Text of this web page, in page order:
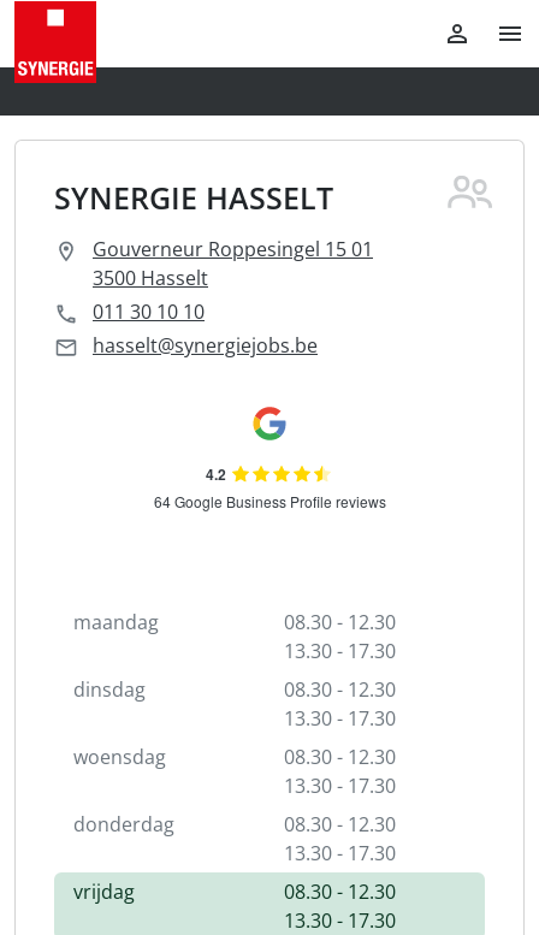
SYNERGIE HASSELT
Gouverneur Roppesingel 15 01
3500 Hasselt
011 30 10 10
hasselt@synergiejobs.be
maandag
08.30 - 12.30
13.30 - 17.30
dinsdag
08.30 - 12.30
13.30 - 17.30
woensdag
08.30 - 12.30
13.30 - 17.30
donderdag
08.30 - 12.30
13.30 - 17.30
vrijdag
08.30 - 12.30
13.30 - 17.30